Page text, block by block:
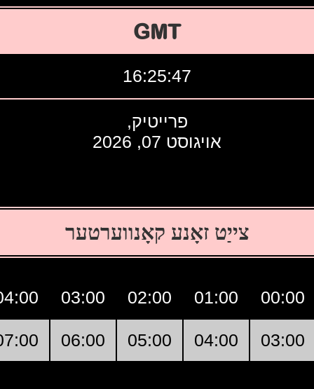
GMT
16:25:48
פרייטיק,
אויגוסט 07, 2026
צייַט זאָנע קאָנווערטער
00:00
01:00
02:00
03:00
03:00
04:00
05:00
06:00